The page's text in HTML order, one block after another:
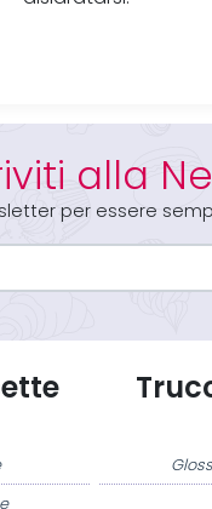
alla
per essere